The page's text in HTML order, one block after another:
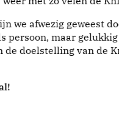
we afwezig geweest
persoon, maar
de doelstelling van de